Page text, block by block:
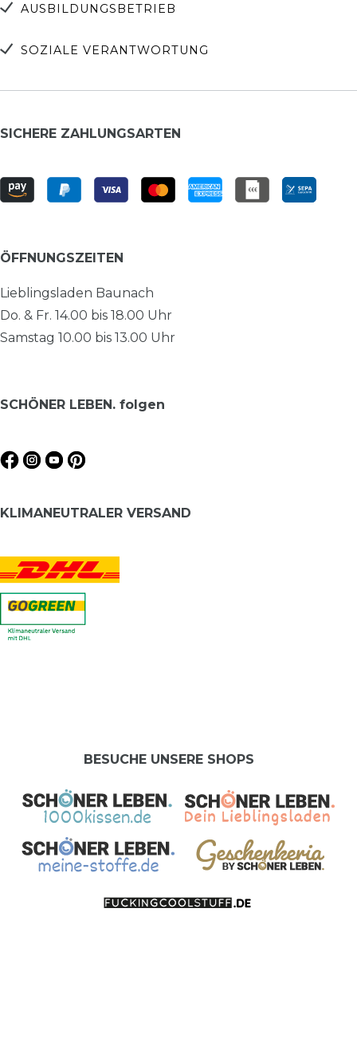
AUSBILDUNGSBETRIEB
SOZIALE VERANTWORTUNG
SICHERE ZAHLUNGSARTEN
ÖFFNUNGSZEITEN
Lieblingsladen Baunach
Do. & Fr. 14.00 bis 18.00 Uhr
Samstag 10.00 bis 13.00 Uhr
SCHÖNER LEBEN. folgen
KLIMANEUTRALER VERSAND
BESUCHE UNSERE SHOPS